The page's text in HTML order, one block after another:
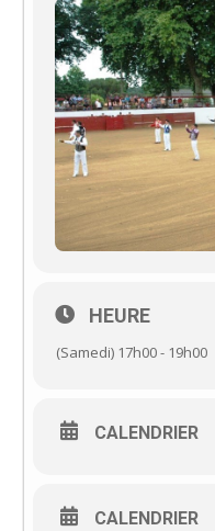
HEURE
(Samedi) 17h00 - 19h00
CALENDRIER
CALENDRIER